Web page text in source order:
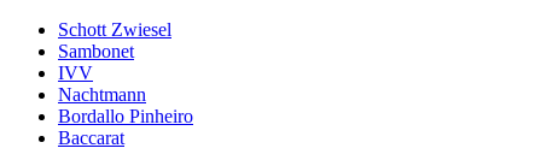
Schott Zwiesel
Sambonet
IVV
Nachtmann
Bordallo Pinheiro
Baccarat